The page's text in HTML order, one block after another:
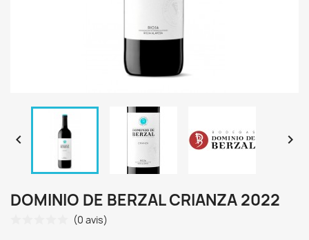
 
DOMINIO DE BERZAL CRIANZA 2022
(0 avis)